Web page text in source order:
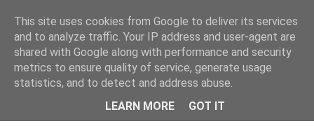
MENU
This site uses cookies from Google to deliver its services
and to analyze traffic. Your IP address and user-agent are
shared with Google along with performance and security
metrics to ensure quality of service, generate usage
statistics, and to detect and address abuse.
LEARN MORE
GOT IT